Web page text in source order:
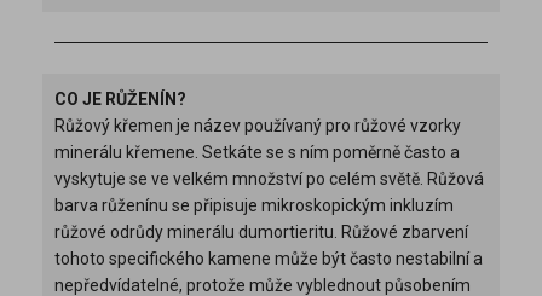
CO JE RŮŽENÍN?
Růžový křemen je název používaný pro růžové vzorky
minerálu křemene. Setkáte se s ním poměrně často a
vyskytuje se ve velkém množství po celém světě. Růžová
barva růženínu se připisuje mikroskopickým inkluzím
růžové odrůdy minerálu dumortieritu. Růžové zbarvení
tohoto specifického kamene může být často nestabilní a
nepředvídatelné, protože může vyblednout působením